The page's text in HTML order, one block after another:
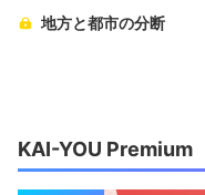
地方と都市の分断
KAI-YOU Premium